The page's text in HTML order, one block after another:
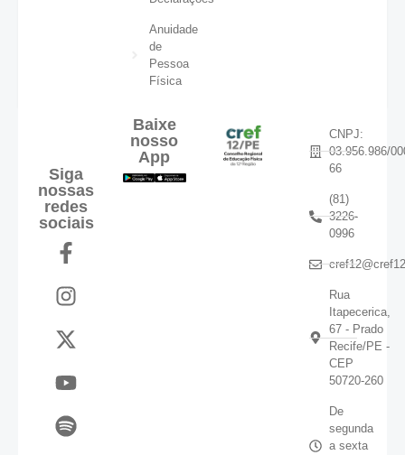
Anuidade
de
Pessoa
Física
Siga
nossas
redes
sociais
Baixe
nosso
App
CNPJ:
03.956.986/
66
(81)
3226-
0996
Rua
Itapecerica,
67 - Prado
Recife/PE -
CEP
50720-260
De
segunda
a sexta